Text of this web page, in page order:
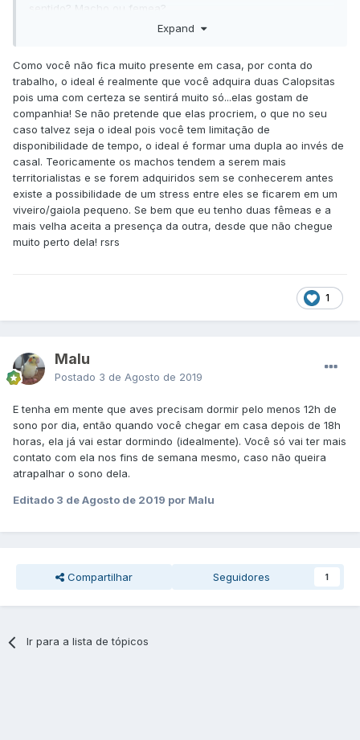
sentido? Macho ou femea?
Expand
Como você não fica muito presente em casa, por conta do
trabalho, o ideal é realmente que você adquira duas Calopsitas
pois uma com certeza se sentirá muito só...elas gostam de
companhia! Se não pretende que elas procriem, o que no seu
caso talvez seja o ideal pois você tem limitação de
disponibilidade de tempo, o ideal é formar uma dupla ao invés de
casal. Teoricamente os machos tendem a serem mais
territorialistas e se forem adquiridos sem se conhecerem antes
existe a possibilidade de um stress entre eles se ficarem em um
viveiro/gaiola pequeno. Se bem que eu tenho duas fêmeas e a
mais velha aceita a presença da outra, desde que não chegue
muito perto dela! rsrs
1
Malu
Postado 3 de Agosto de 2019
E tenha em mente que aves precisam dormir pelo menos 12h de
sono por dia, então quando você chegar em casa depois de 18h
horas, ela já vai estar dormindo (idealmente). Você só vai ter mais
contato com ela nos fins de semana mesmo, caso não queira
atrapalhar o sono dela.
Editado 3 de Agosto de 2019 por Malu
Compartilhar Seguidores 1
Ir para a lista de tópicos